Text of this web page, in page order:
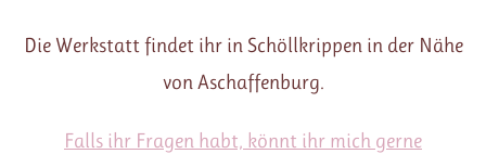
Die Werkstatt findet ihr in Schöllkrippen in der Nähe
von Aschaffenburg.
Falls ihr Fragen habt, könnt ihr mich gerne